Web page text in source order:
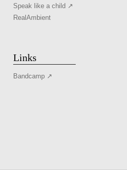
Speak like a child ↗
RealAmbient
Links
Bandcamp ↗